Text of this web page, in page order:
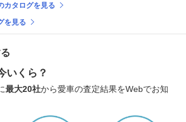
カタログを見る
を見る
いくら？
最大20社から愛車の査定結果をWebでお知